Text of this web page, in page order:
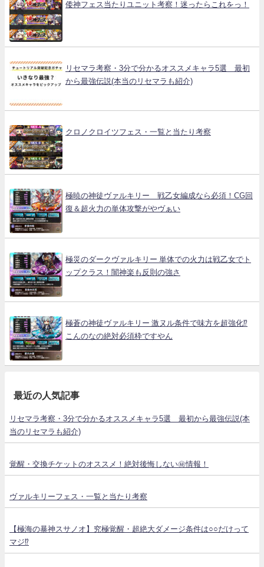
倭神フェス当たりユニット考察！迷ったらこれをっ！
リセマラ考察・3分で分かるオススメキャラ5選 最初
から最強伝説(本当のリセマラも紹介)
クロノクロイツフェス・一覧と当たり考察
極暁の神徒ヴァルキリー 戦乙女編成なら必須！CG回
復＆超火力の単体攻撃がやヴぁい
極災のダークヴァルキリー 単体での火力は戦乙女でト
ップクラス！闇神楽も反則の強さ
極蒼の神徒ヴァルキリー 激ヌル条件で味方を超強化⁉
こんのなの絶対必須枠ですやん
最近の人気記事
リセマラ考察・3分で分かるオススメキャラ5選 最初から最強伝説(本
当のリセマラも紹介)
覚醒・交換チケットのオススメ！絶対後悔しない㊙情報！
ヴァルキリーフェス・一覧と当たり考察
【極海の暴神スサノオ】究極覚醒・超絶大ダメージ条件は○○だけって
マジ⁉